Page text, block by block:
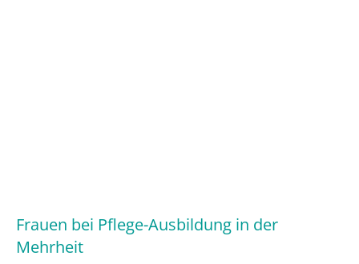
Frauen bei Pflege-Ausbildung in der
Mehrheit